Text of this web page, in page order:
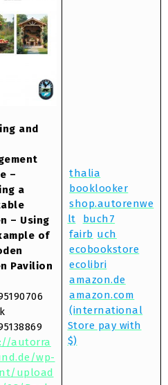
and
–
a
– Using
of
Pavilion
autorra
wp-
upload
thalia
booklooker
shop.autorenwe
lt
buch7
fairb uch
ecobookstore
ecolibri
amazon.de
amazon.com
(international
Store pay with
$)